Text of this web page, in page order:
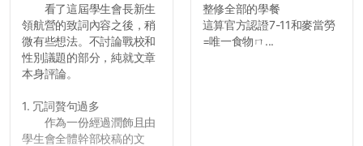
吧XD，祝學弟妹們修課順利
~~...
看了這屆學生會長新生
領航營的致詞內容之後，稍
微有些想法。不討論戰校和
性別議題的部分，純就文章
本身評論。
1. 冗詞贅句過多
作為一份經過潤飾且由
學生會全體幹部校稿的文
整修全部的學餐
這算官方認證7-11和麥當勞
=唯一食物ㄇ...